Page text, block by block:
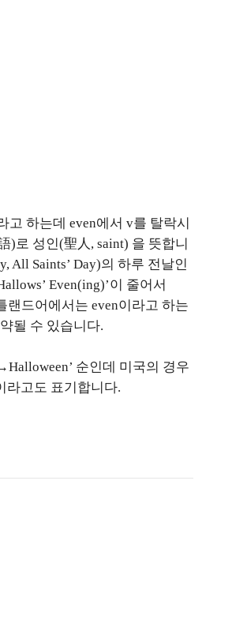
고 하는데 even에서 v를 탈락시
)로 성인(聖人, saint) 을 뜻합니
All Saints’ Day)의 하루 전날인
Even(ing)’이 줄어서
랜드어에서는 even이라고 하는
될 수 있습니다.
순인데 미국의 경우
라고도 표기합니다.